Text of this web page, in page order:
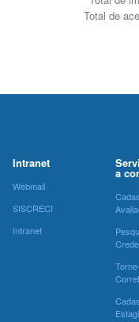
Total de
Intranet
Webmail
SISCRECI
Intranet
a